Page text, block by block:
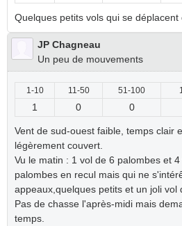
Quelques petits vols qui se
JP Chagneau
Un peu de mouvements
1-10 11-50 51-100
1 0 0
Vent de sud-ouest faible, temps clair
légèrement couvert.
Vu le matin : 1 vol de 6 palombes et
palombes en recul mais qui ne
appeaux,quelques petits et un joli vol
Pas de chasse l'après-midi mais
temps.